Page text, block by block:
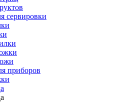
сервировки
приборов